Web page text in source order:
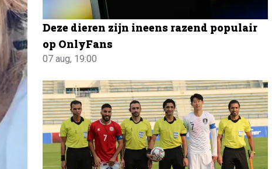
Deze dieren zijn ineens razend populair
op OnlyFans
07 aug, 19:00